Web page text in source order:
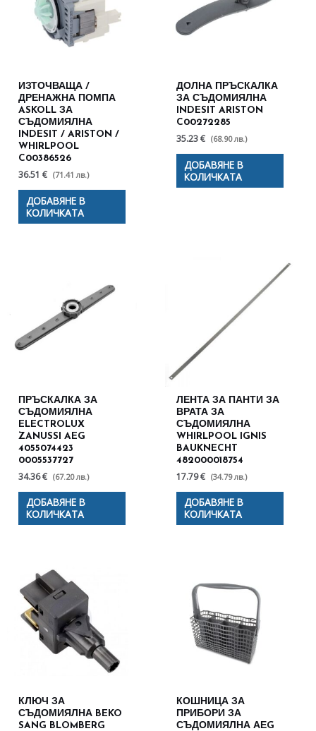
ИЗТОЧВАЩА /
ДРЕНАЖНА ПОМПА
ASKOLL ЗА
СЪДОМИЯЛНА
INDESIT / ARISTON /
WHIRLPOOL
C00386526
36.51 € (71.41 лв.)
ДОБАВЯНЕ В
КОЛИЧКАТА
ДОЛНА ПРЪСКАЛКА
ЗА СЪДОМИЯЛНА
INDESIT ARISTON
C00272285
35.23 € (68.90 лв.)
ДОБАВЯНЕ В
КОЛИЧКАТА
ПРЪСКАЛКА ЗА
СЪДОМИЯЛНА
ELECTROLUX
ZANUSSI AEG
4055074423
0005537727
34.36 € (67.20 лв.)
ДОБАВЯНЕ В
КОЛИЧКАТА
ЛЕНТА ЗА ПАНТИ ЗА
ВРАТА ЗА
СЪДОМИЯЛНА
WHIRLPOOL IGNIS
BAUKNECHT
482000018754
17.79 € (34.79 лв.)
ДОБАВЯНЕ В
КОЛИЧКАТА
КЛЮЧ ЗА
СЪДОМИЯЛНА BEKO
SANG BLOMBERG
КОШНИЦА ЗА
ПРИБОРИ ЗА
СЪДОМИЯЛНА АЕG